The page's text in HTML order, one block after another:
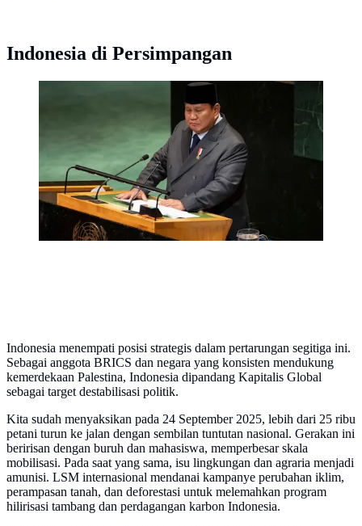
Indonesia di Persimpangan
mendalam atas tragedi kemanusiaan di Gaza. Ia
menyoroti ribuan korban jiwa, termasuk perempuan
dan anak-anak, serta menyerukan dihentikannya
kekerasan terhadap warga sipil. (AP Photo/Yuki
Iwamura)
Indonesia menempati posisi strategis dalam pertarungan segitiga ini.
Sebagai anggota BRICS dan negara yang konsisten mendukung
kemerdekaan Palestina, Indonesia dipandang Kapitalis Global
sebagai target destabilisasi politik.
Kita sudah menyaksikan pada 24 September 2025, lebih dari 25 ribu
petani turun ke jalan dengan sembilan tuntutan nasional. Gerakan ini
beririsan dengan buruh dan mahasiswa, memperbesar skala
mobilisasi. Pada saat yang sama, isu lingkungan dan agraria menjadi
amunisi. LSM internasional mendanai kampanye perubahan iklim,
perampasan tanah, dan deforestasi untuk melemahkan program
hilirisasi tambang dan perdagangan karbon Indonesia.